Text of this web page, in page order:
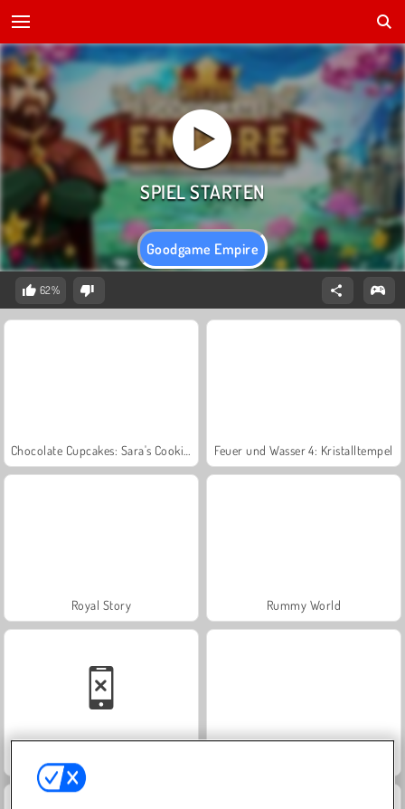
Goodgame Empire
62%
Feuer und Wasser 4: Kristalltempel
Royal Story Rummy World
Family Relics